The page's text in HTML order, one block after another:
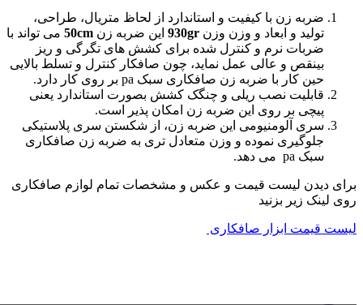
ضربه زن با کیفیت و استاندارد از لحاظ متریال، طراحی،
تولید و ابعاد و وزن وزن 930gr این ضربه زن 50cm می تواند با
ضربات نرم و کنترل شده برای کشش های تگرگی و ریز
بینقص و عالی عمل نماید، چون صافکار کنترل و تسلط بالایی
حین کار با ضربه زن صافکاری سبک pa بر روی کار دارد.
قابلیت نصب ریلی و چنگک کشش بصورت استاندارد یعنی
پیچی بر روی این ضربه زن امکان پذیر است.
سری آلومنیومی این ضربه زن، از شکستن سری پلاستیکی
جلوگیری نموده و وزن متعادل تری به ضربه زن صافکاری
سبک pa می دهد.
برای دیدن لیست قیمت و عکس و مشخصات تمام لوازم صافکاری
روی لینک زیر بزنید
لیست قیمت ابزار صافکاری